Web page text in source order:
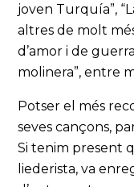
joven Turquía”,
altres de molt
d’amor i de
molinera”, entre
Potser el més
seves cançons,
Si tenim present
liederista, va